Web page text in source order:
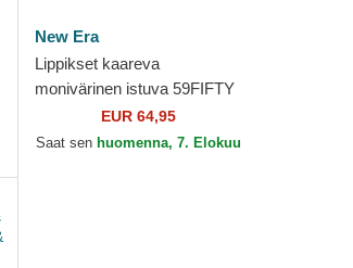
New Era
Lippikset kaareva
monivärinen istuva 59FIFTY
Pre-Curved Jacquard
Chenille Los Angeles Lakers
EUR 64,95
Saat sen huomenna, 7. Elokuu